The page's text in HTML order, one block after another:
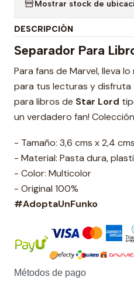
Mostrar stock de
DESCRIPCIÓN
Separador Para
Para fans de Marvel, lleva
para tus lecturas y
para libros de Star Lord
un verdadero fan!
- Tamaño: 3,6 cms x 2,4
- Material: Pasta dura,
- Color: Multicolor
- Original 100%
#AdoptaUnFunko
Métodos de pago